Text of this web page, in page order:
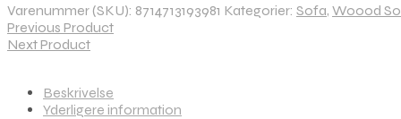
Varenummer (SKU): 8714713193981 Kategorier: Sofa, Woood
Previous Product
Next Product
Beskrivelse
Yderligere information